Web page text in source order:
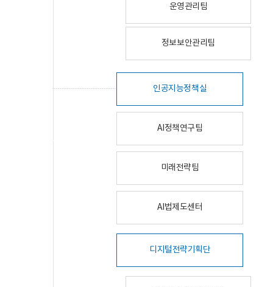
운영관리팀
정보보안관리팀
인공지능정책실
AI정책연구팀
미래전략팀
AI법제도센터
디지털전략기획단